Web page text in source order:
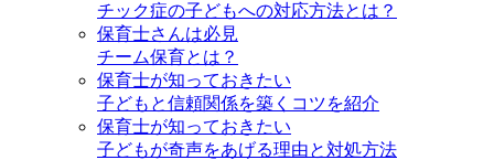
チック症の子どもへの対応方法とは？
保育士さんは必見
チーム保育とは？
保育士が知っておきたい
子どもと信頼関係を築くコツを紹介
保育士が知っておきたい
子どもが奇声をあげる理由と対処方法